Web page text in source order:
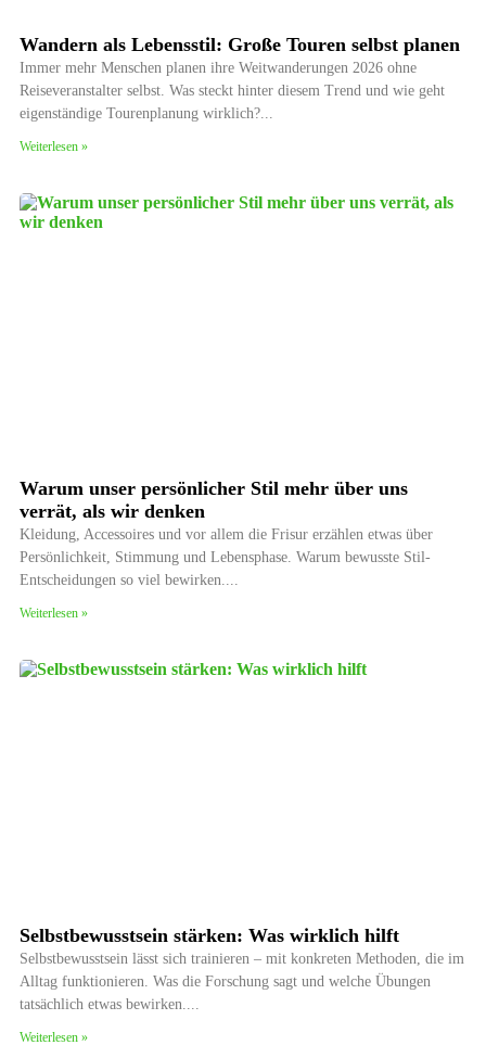
Wandern als Lebensstil: Große Touren selbst planen
Immer mehr Menschen planen ihre Weitwanderungen 2026 ohne
Reiseveranstalter selbst. Was steckt hinter diesem Trend und wie geht
eigenständige Tourenplanung wirklich?
Weiterlesen »
Warum unser persönlicher Stil mehr über uns
verrät, als wir denken
Kleidung, Accessoires und vor allem die Frisur erzählen etwas über
Persönlichkeit, Stimmung und Lebensphase. Warum bewusste Stil-
Entscheidungen so viel bewirken.
Weiterlesen »
Selbstbewusstsein stärken: Was wirklich hilft
Selbstbewusstsein lässt sich trainieren – mit konkreten Methoden, die im
Alltag funktionieren. Was die Forschung sagt und welche Übungen
tatsächlich etwas bewirken.
Weiterlesen »